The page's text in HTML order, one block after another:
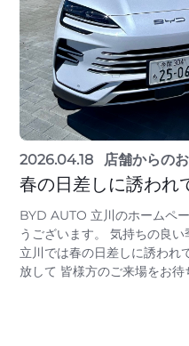
2026.04.18 店舗からの
春の日差しに誘われ
BYD AUTO 立川のホームペ
うございます。 気持ちの良
立川では春の日差しに誘われ
放して 皆様方のご来場をお待